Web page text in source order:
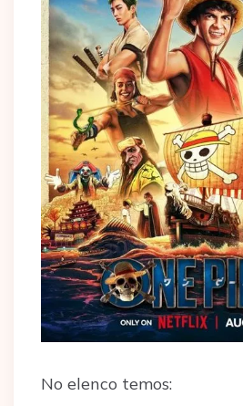
No elenco temos: